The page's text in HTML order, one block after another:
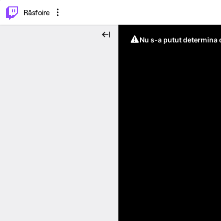
Răsfoire
Nu s-a putut